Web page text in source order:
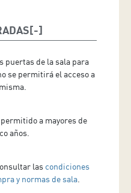
puertas de la sala para
se permitirá el acceso a
a mayores de
años.
las condiciones
y normas de sala